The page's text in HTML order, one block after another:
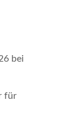
bei
für